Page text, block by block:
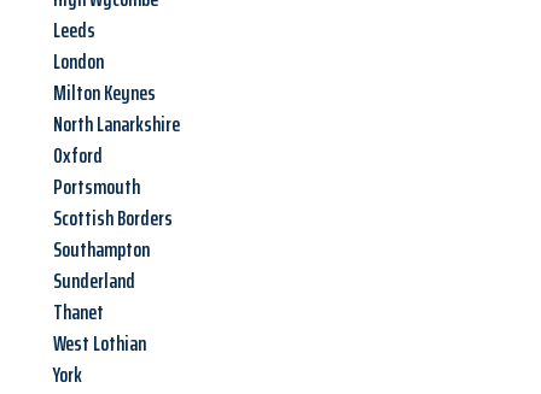
Leeds
London
Milton Keynes
North Lanarkshire
Oxford
Portsmouth
Scottish Borders
Southampton
Sunderland
Thanet
West Lothian
York